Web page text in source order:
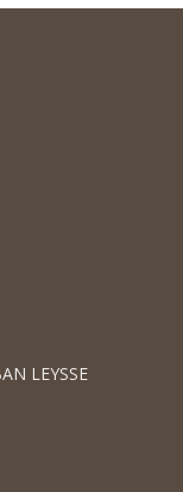
LEYSSE